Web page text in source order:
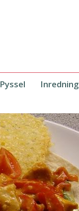
Pyssel Inredning